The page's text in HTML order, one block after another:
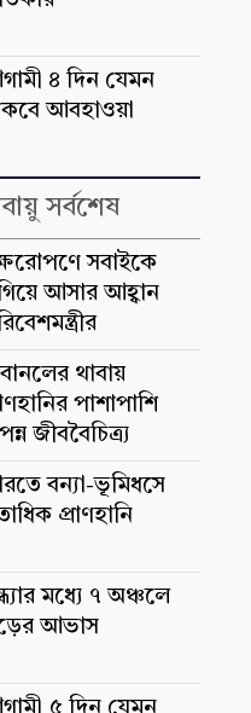
৪ দিন যেমন
আবহাওয়া
সর্বশেষ
সবাইকে
আসার আহ্বান
থাবায়
পাশাপাশি
জীববৈচিত্র্য
বন্যা-ভূমিধসে
প্রাণহানি
মধ্যে ৭ অঞ্চলে
আভাস